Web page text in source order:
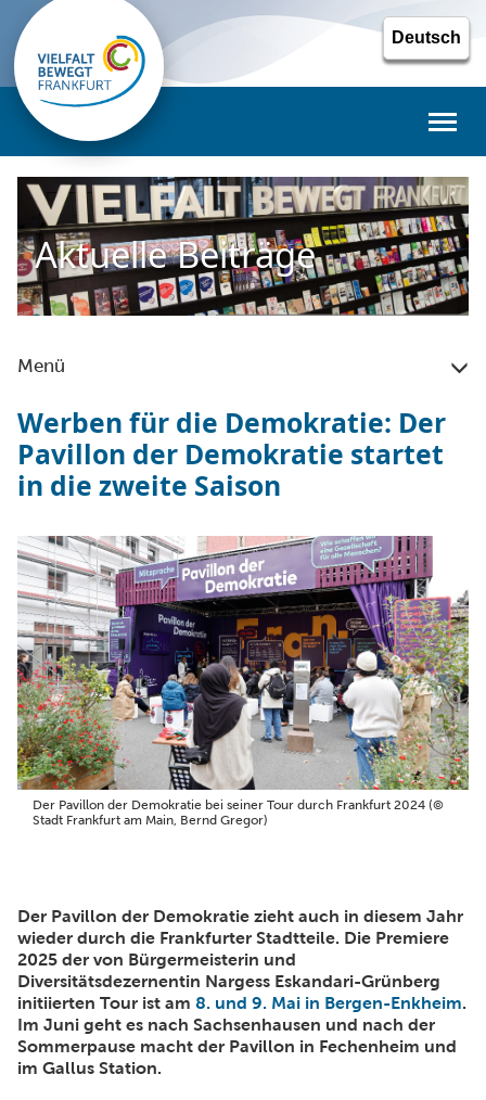
Aktuelle Beiträge
Menü
Werben für die Demokratie: Der
Pavillon der Demokratie startet
in die zweite Saison
Der Pavillon der Demokratie bei seiner Tour durch Frankfurt 2024 (©
Stadt Frankfurt am Main, Bernd Gregor)
Der Pavillon der Demokratie zieht auch in diesem Jahr
wieder durch die Frankfurter Stadtteile. Die Premiere
2025 der von Bürgermeisterin und
Diversitätsdezernentin Nargess Eskandari-Grünberg
initiierten Tour ist am 8. und 9. Mai in Bergen-Enkheim.
Im Juni geht es nach Sachsenhausen und nach der
Sommerpause macht der Pavillon in Fechenheim und
im Gallus Station.